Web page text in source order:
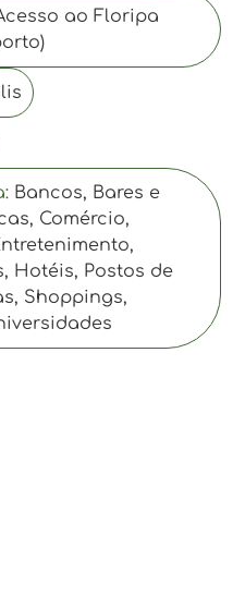
ao Floripa
Bancos, Bares e
Comércio,
Hotéis, Postos de
Shoppings,